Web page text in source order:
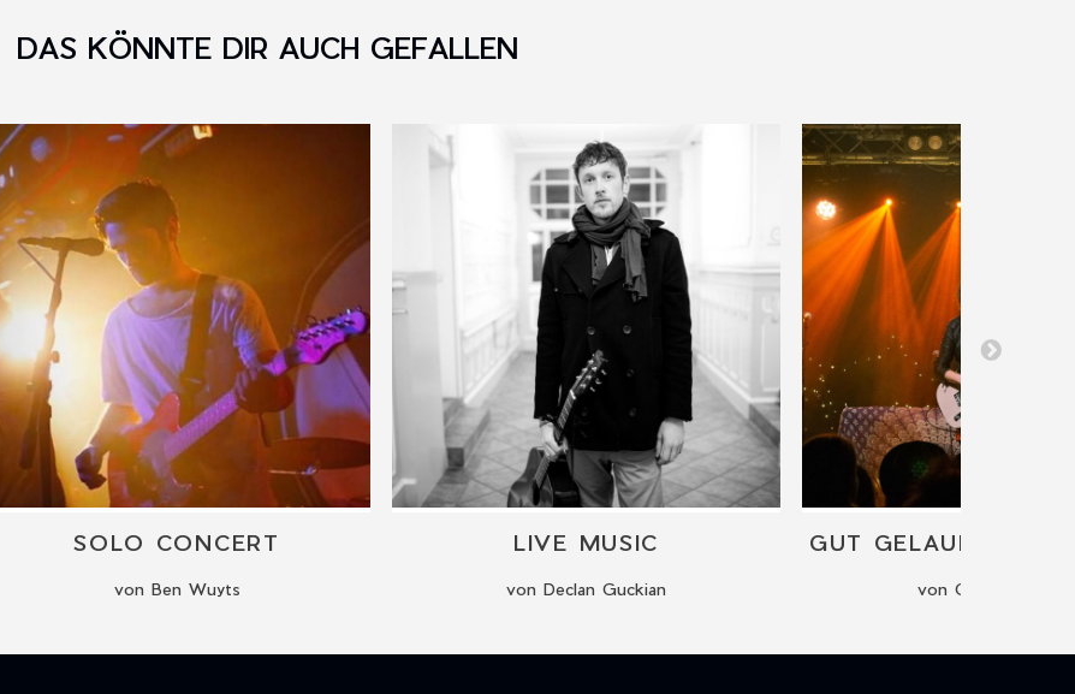
DAS KÖNNTE DIR AUCH GEFALLEN
SOLO CONCERT
von Ben Wuyts
LIVE MUSIC
von Declan Guckian von Georgie Fisher